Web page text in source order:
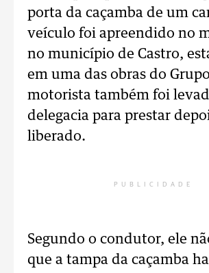
porta da caçamba de um
veículo foi apreendido no
no município de Castro,
em uma das obras do
motorista também foi
delegacia para prestar
liberado.
PUBLICIDADE
Segundo o condutor, ele
que a tampa da caçamba